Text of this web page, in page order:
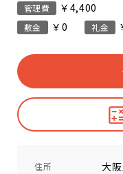
管理費 ￥4,400
敷金 ￥0 礼金
住所 大